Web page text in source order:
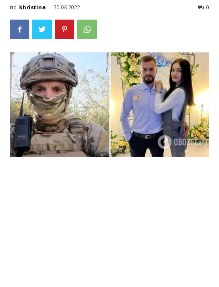
по khristina - 30.06.2022 0